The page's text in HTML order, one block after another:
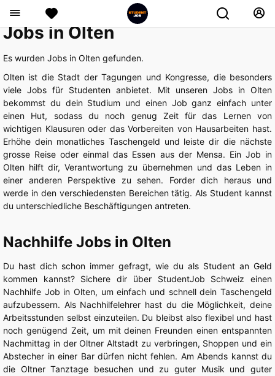
Jobs in Olten
Es wurden Jobs in Olten gefunden.
Olten ist die Stadt der Tagungen und Kongresse, die besonders
viele Jobs für Studenten anbietet. Mit unseren Jobs in Olten
bekommst du dein Studium und einen Job ganz einfach unter
einen Hut, sodass du noch genug Zeit für das Lernen von
wichtigen Klausuren oder das Vorbereiten von Hausarbeiten hast.
Erhöhe dein monatliches Taschengeld und leiste dir die nächste
grosse Reise oder einmal das Essen aus der Mensa. Ein Job in
Olten hilft dir, Verantwortung zu übernehmen und das Leben in
einer anderen Perspektive zu sehen. Forder dich heraus und
werde in den verschiedensten Bereichen tätig. Als Student kannst
du unterschiedliche Beschäftigungen antreten.
Nachhilfe Jobs in Olten
Du hast dich schon immer gefragt, wie du als Student an Geld
kommen kannst? Sichere dir über StudentJob Schweiz einen
Nachhilfe Job in Olten, um einfach und schnell dein Taschengeld
aufzubessern. Als Nachhilfelehrer hast du die Möglichkeit, deine
Arbeitsstunden selbst einzuteilen. Du bleibst also flexibel und hast
noch genügend Zeit, um mit deinen Freunden einen entspannten
Nachmittag in der Oltner Altstadt zu verbringen, Shoppen und ein
Abstecher in einer Bar dürfen nicht fehlen. Am Abends kannst du
die Oltner Tanztage besuchen und zu guter Musik und guter